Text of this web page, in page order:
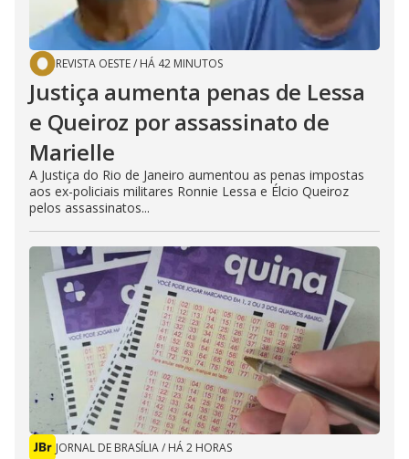
REVISTA OESTE/ HÁ 42 MINUTOS
Justiça aumenta penas de Lessa
e Queiroz por assassinato de
Marielle
A Justiça do Rio de Janeiro aumentou as penas impostas
aos ex-policiais militares Ronnie Lessa e Élcio Queiroz
pelos assassinatos...
JORNAL DE BRASÍLIA/ HÁ 2 HORAS